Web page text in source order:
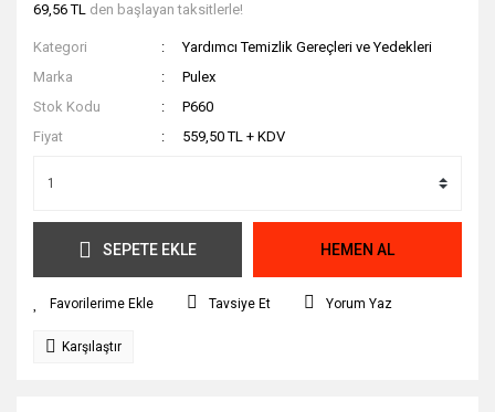
69,56 TL den başlayan taksitlerle!
Kategori
Yardımcı Temizlik Gereçleri ve Yedekleri
Marka
Pulex
Stok Kodu
P660
Fiyat
559,50 TL + KDV
SEPETE EKLE HEMEN AL
Tavsiye Et Yorum Yaz
Karşılaştır